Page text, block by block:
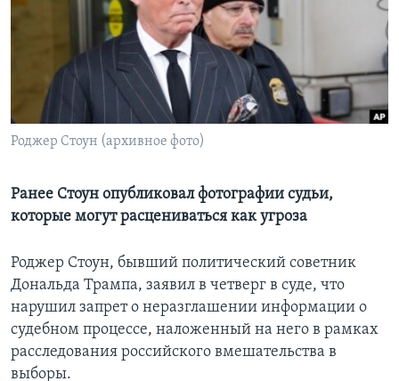
Learning English
СОЦИАЛЬНЫЕ СЕТИ
Роджер Стоун (архивное фото)
Ранее Стоун опубликовал фотографии судьи,
которые могут расцениваться как угроза
Роджер Стоун, бывший политический советник
Дональда Трампа, заявил в четверг в суде, что
нарушил запрет о неразглашении информации о
судебном процессе, наложенный на него в рамках
расследования российского вмешательства в
выборы.